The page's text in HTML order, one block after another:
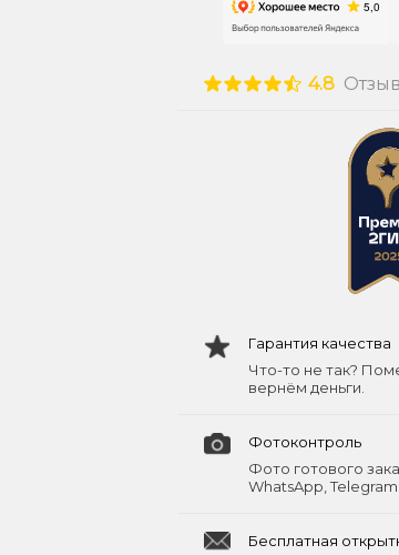
4.8
Гарантия качества
Что-то не так?
вернём деньги.
Фотоконтроль
Фото готового
WhatsApp,
Бесплатная